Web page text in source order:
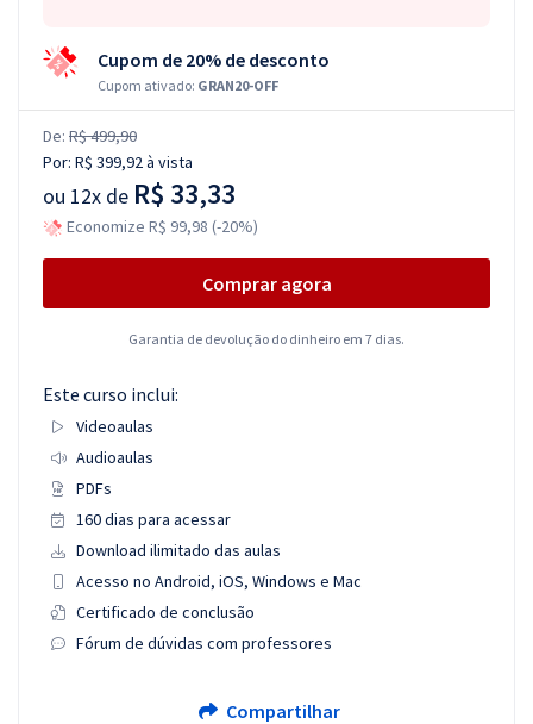
Cupom de 20% de desconto
Cupom ativado: GRAN20-OFF
De: R$ 499,90
Por: R$ 399,92à vista
ou 12x de R$ 33,33
Economize R$ 99,98 (-20%)
Comprar agora
Garantia de devolução do dinheiro em 7 dias.
Este curso inclui:
Videoaulas
Audioaulas
PDFs
160 dias para acessar
Download ilimitado das aulas
Acesso no Android, iOS, Windows e Mac
Certificado de conclusão
Fórum de dúvidas com professores
Compartilhar